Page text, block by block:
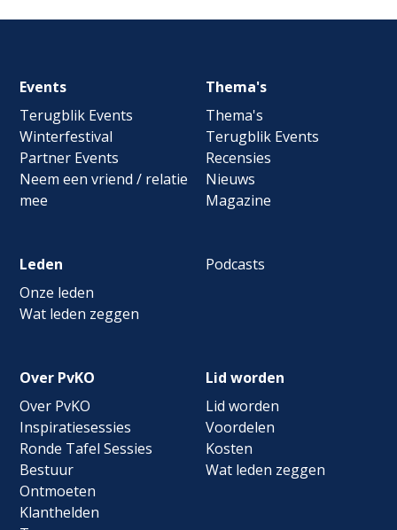
Footer
navigation
Events
Terugblik Events
Winterfestival
Partner Events
Neem een vriend / relatie
mee
Thema's
Thema's
Terugblik Events
Recensies
Nieuws
Magazine
Leden
Onze leden
Wat leden zeggen
Podcasts
Over PvKO
Over PvKO
Inspiratiesessies
Ronde Tafel Sessies
Bestuur
Ontmoeten
Klanthelden
Lid worden
Lid worden
Voordelen
Kosten
Wat leden zeggen